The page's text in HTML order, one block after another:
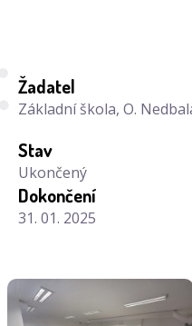
Žadatel
Základní škola, O.
Stav
Ukončený
Dokončení
31. 01. 2025